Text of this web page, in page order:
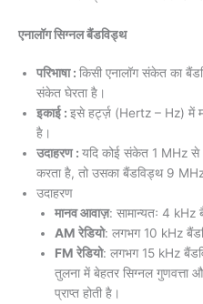
एनालॉग सिग्नल बैंडविड्थ
परिभाषा : किसी एनालॉग संकेत का
संकेत घेरता है।
इकाई : इसे हर्ट्ज़ (Hertz – Hz) में
है।
उदाहरण : यदि कोई संकेत 1 MHz से
करता है, तो उसका बैंडविड्थ 9 MHz
उदाहरण
मानव आवाज़: सामान्यतः 4 kHz
AM रेडियो: लगभग 10 kHz
FM रेडियो: लगभग 15 kHz
तुलना में बेहतर सिग्नल गुणवत्ता
प्राप्त होती है।